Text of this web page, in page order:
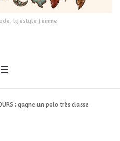
lifestyle femme
: gagne un polo très classe